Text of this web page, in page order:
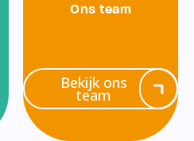
Ons team
Bekijk ons
team